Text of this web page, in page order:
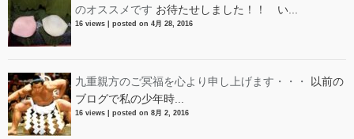
のオススメです お待たせしました！！ い...
16 views posted on 4月 28, 2016
九重親方のご冥福を心より申し上げます・・・
以前の
ブログで私の少年時...
16 views posted on 8月 2, 2016